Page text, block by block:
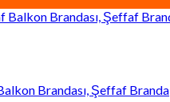
Brandası, Şeffaf Branda